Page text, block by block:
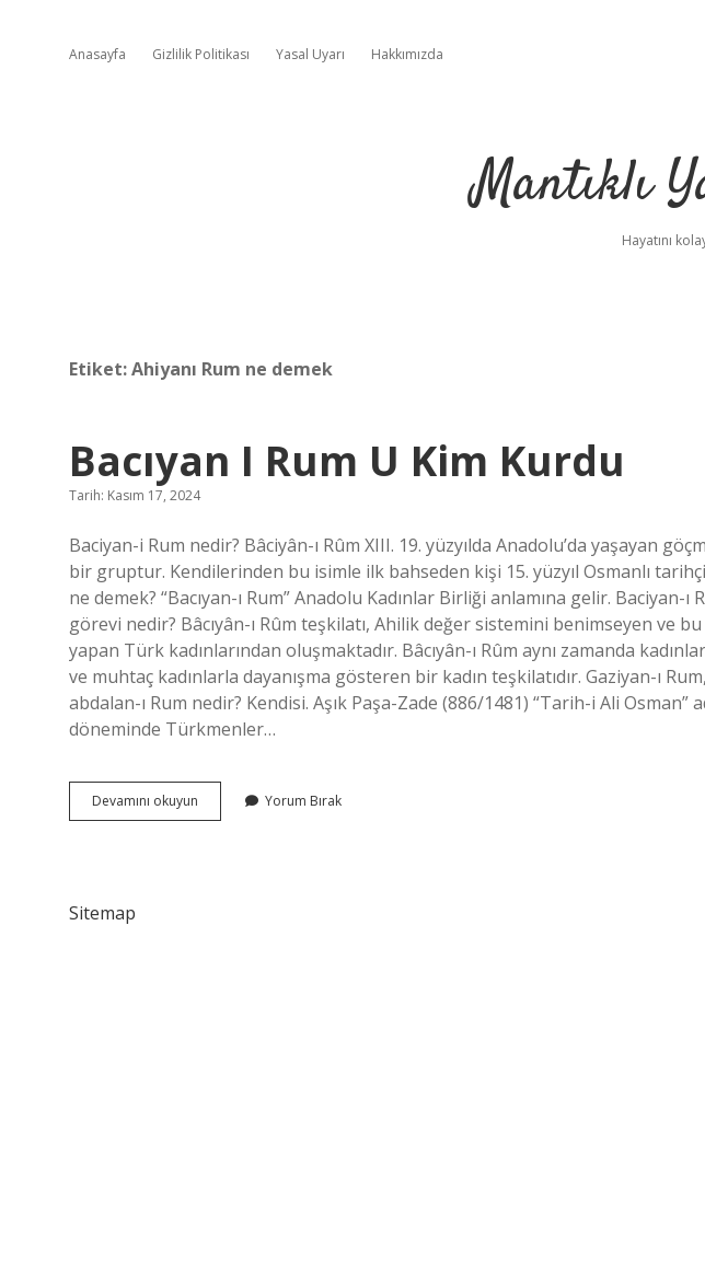
Anasayfa Gizlilik Politikası Yasal Uyarı Hakkımızda
Mantıklı
Hayatını
Etiket:Ahiyanı Rum ne demek
Bacıyan I Rum U Kim Kurdu
Tarih: Kasım 17, 2024
Baciyan-i Rum nedir? Bâciyân-ı Rûm XIII. 19. yüzyılda Anadolu’da yaşayan
bir gruptur. Kendilerinden bu isimle ilk bahseden kişi 15. yüzyıl Osmanlı
ne demek? “Bacıyan-ı Rum” Anadolu Kadınlar Birliği anlamına gelir. Baciyan-ı
görevi nedir? Bâcıyân-ı Rûm teşkilatı, Ahilik değer sistemini benimseyen ve
yapan Türk kadınlarından oluşmaktadır. Bâcıyân-ı Rûm aynı zamanda
ve muhtaç kadınlarla dayanışma gösteren bir kadın teşkilatıdır. Gaziyan-ı
abdalan-ı Rum nedir? Kendisi. Aşık Paşa-Zade (886/1481) “Tarih-i Ali Osman”
döneminde Türkmenler…
Devamını okuyun
I
Yorum Bırak
Sitemap